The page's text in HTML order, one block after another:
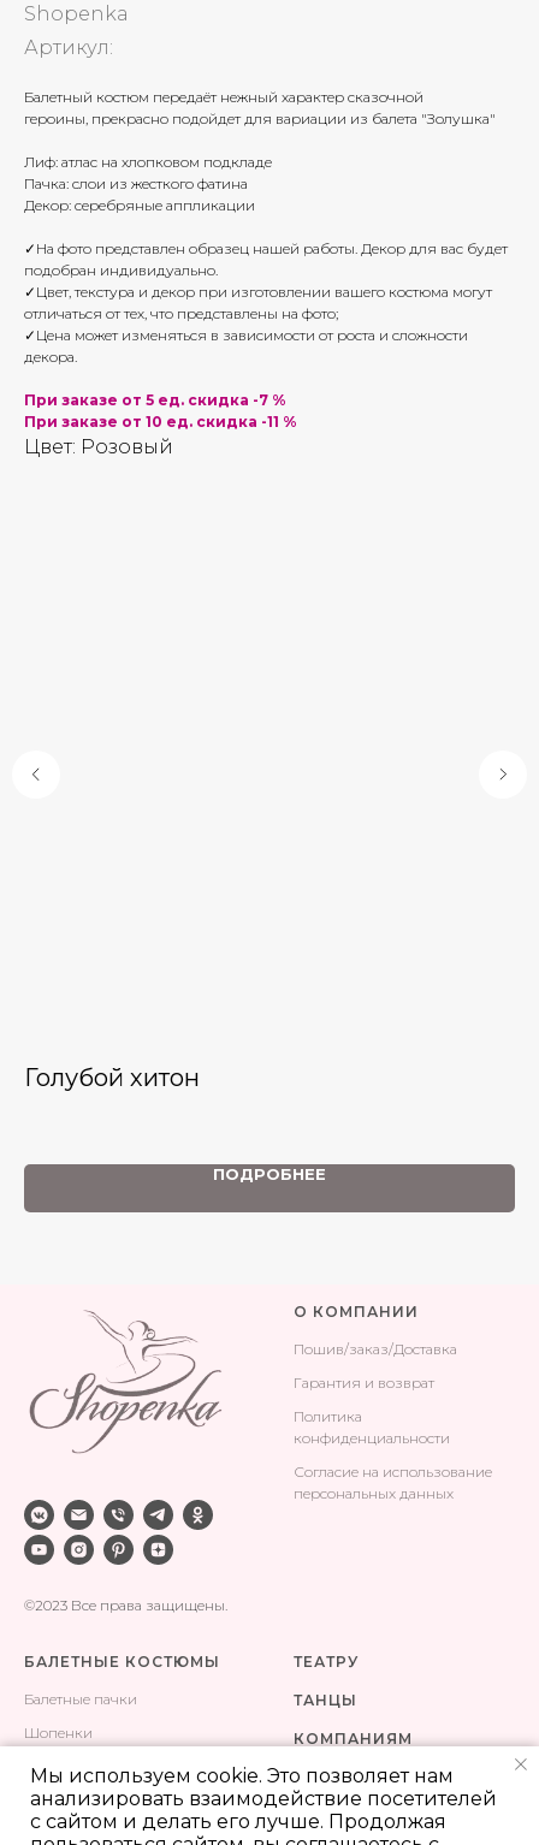
Shopenka
Артикул:
Балетный костюм передаёт нежный характер сказочной
героины, прекрасно подойдет для вариации из балета "Золушка"
Лиф: атлас на хлопковом подкладе
Пачка: слои из жесткого фатина
Декор: серебряные аппликации
✓На фото представлен образец нашей работы. Декор для вас будет
подобран индивидуально.
✓Цвет, текстура и декор при изготовлении вашего костюма могут
отличаться от тех, что представлены на фото;
✓Цена может изменяться в зависимости от роста и сложности
декора.
При заказе от 5 ед. скидка -7 %
При заказе от 10 ед. скидка -11 %
Цвет: Розовый
Голубой хитон
ПОДРОБНЕЕ
Мы используем cookie. Это позволяет нам
анализировать взаимодействие посетителей
с сайтом и делать его лучше. Продолжая
©2023 Все права защищены.
О КОМПАНИИ
Пошив/заказ/Доставка
Гарантия и возврат
Политика
конфиденциальности
Согласие на использование
персональных данных
БАЛЕТНЫЕ КОСТЮМЫ
Балетные пачки
Шопенки
Одежда для тренировок
Сценические костюмы
ТЕАТРУ
ТАНЦЫ
КОМПАНИЯМ
КОНТАКТЫ
ПОШИВ